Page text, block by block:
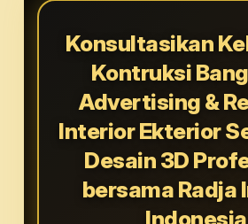
Konsultasikan
Kontruksi
Advertising &
Interior Ekterior
Desain 3D
bersama Radja